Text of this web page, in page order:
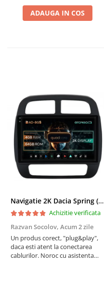
ADAUGA IN COS
Navigatie 2K Dacia Spring (2021- Prezent), Android, S-Quadcore / 4GB RAM + 64GB ROM, 9.5 Inch - AD-BGS90042K+AD-BGRKIT366V4s
Achizitie verificata
Razvan Socolov, Acum 2 zile
Un produs corect, "plug&play",
daca esti atent la conectarea
cablurilor. Noroc cu asistenta